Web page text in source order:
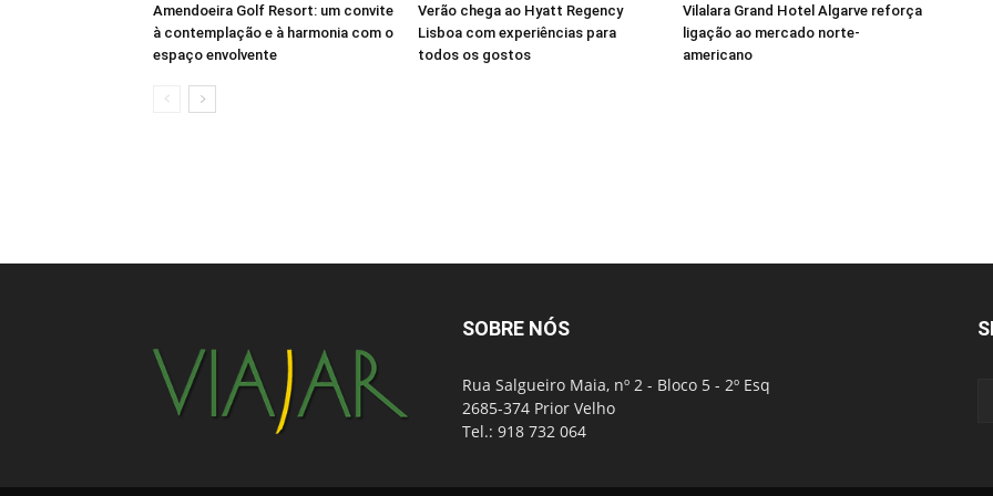
Amendoeira Golf Resort: um convite
à contemplação e à harmonia com o
espaço envolvente
Verão chega ao Hyatt Regency
Lisboa com experiências para
todos os gostos
Vilalara Grand Hotel Algarve reforça
ligação ao mercado norte-
americano
SOBRE NÓS
Rua Salgueiro Maia, nº 2 - Bloco 5 - 2º Esq
2685-374 Prior Velho
Tel.: 918 732 064